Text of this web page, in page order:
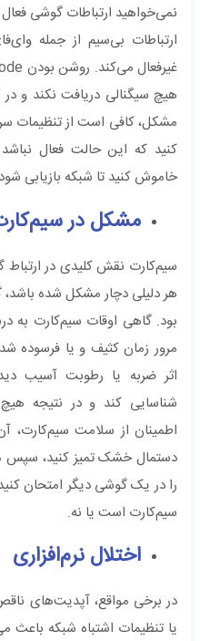
نمی‌خواهید ارتباطات گوشی فعال
ارتباطات بی‌سیم از جمله
هیچ سیگنالی دریافت نکند و در
مشکل، کافی است از تنظیمات
کنید که این حالت فعال
خاموش کنید تا شبکه بازیابی
مشکل در
سیم‌کارت نقش کلیدی در ارتباط
هر دلیلی دچار مشکل شده باشد،
بود. گاهی اوقات سیم‌کارت به
مرور زمان کثیف و یا فرسوده
اثر ضربه یا رطوبت آسیب
شناسایی کند و در نتیجه
اطمینان از سلامت سیم‌کارت،
دستمال خشک تمیز کنید، سپس
را در یک گوشی دیگر امتحان
سیم‌کارت است یا نه.
اختلال نرم‌افزاری
در برخی مواقع، آپدیت‌های
یا تنظیمات اشتباه شبکه باعث